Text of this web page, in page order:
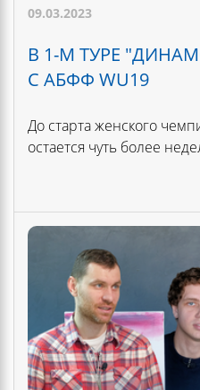
09.03.2023
В 1-М ТУРЕ
С АБФФ WU19
До старта женского
остается чуть более